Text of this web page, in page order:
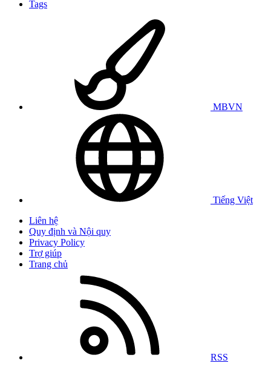
Tags
MBVN
Tiếng Việt
Liên hệ
Quy định và Nội quy
Privacy Policy
Trợ giúp
Trang chủ
RSS